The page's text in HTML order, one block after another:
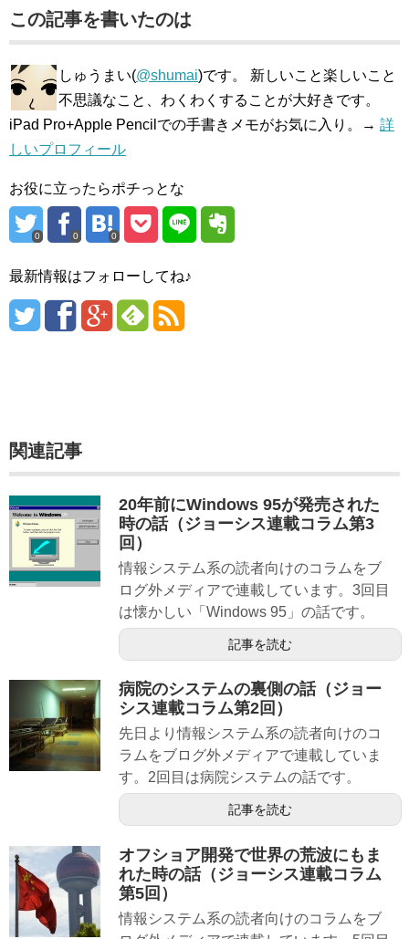
この記事を書いたのは
しゅうまい(@shumai)です。 新しいこと楽しいこと
不思議なこと、わくわくすることが大好きです。
iPad Pro+Apple Pencilでの手書きメモがお気に入り。→ 詳
しいプロフィール
お役に立ったらポチっとな
0 0 0
最新情報はフォローしてね♪
関連記事
20年前にWindows 95が発売された
時の話（ジョーシス連載コラム第3
回）
情報システム系の読者向けのコラムをブ
ログ外メディアで連載しています。3回目
は懐かしい「Windows 95」の話です。
記事を読む
病院のシステムの裏側の話（ジョー
シス連載コラム第2回）
先日より情報システム系の読者向けのコ
ラムをブログ外メディアで連載していま
す。2回目は病院システムの話です。
記事を読む
オフショア開発で世界の荒波にもま
れた時の話（ジョーシス連載コラム
第5回）
情報システム系の読者向けのコラムをブ